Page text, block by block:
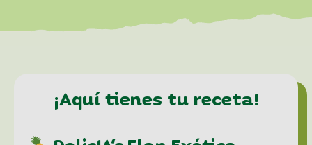
¡Aquí tienes tu receta!